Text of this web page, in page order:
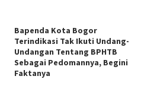
Bapenda Kota Bogor
Terindikasi Tak Ikuti Undang-
Undangan Tentang BPHTB
Sebagai Pedomannya, Begini
Faktanya